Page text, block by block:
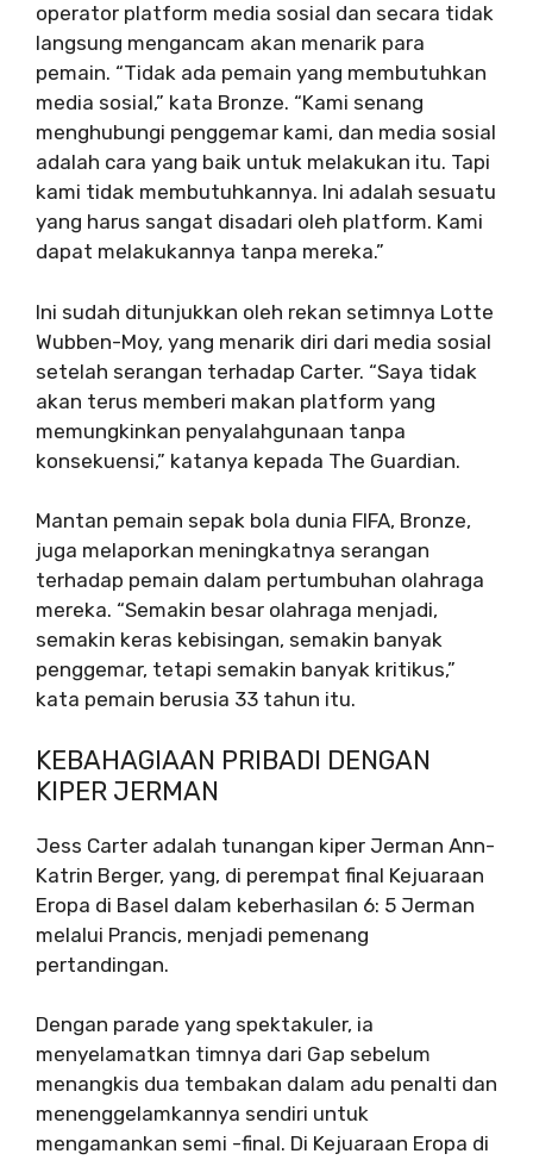
operator platform media sosial dan secara tidak
langsung mengancam akan menarik para
pemain. “Tidak ada pemain yang membutuhkan
media sosial,” kata Bronze. “Kami senang
menghubungi penggemar kami, dan media sosial
adalah cara yang baik untuk melakukan itu. Tapi
kami tidak membutuhkannya. Ini adalah sesuatu
yang harus sangat disadari oleh platform. Kami
dapat melakukannya tanpa mereka.”
Ini sudah ditunjukkan oleh rekan setimnya Lotte
Wubben-Moy, yang menarik diri dari media sosial
setelah serangan terhadap Carter. “Saya tidak
akan terus memberi makan platform yang
memungkinkan penyalahgunaan tanpa
konsekuensi,” katanya kepada The Guardian.
Mantan pemain sepak bola dunia FIFA, Bronze,
juga melaporkan meningkatnya serangan
terhadap pemain dalam pertumbuhan olahraga
mereka. “Semakin besar olahraga menjadi,
semakin keras kebisingan, semakin banyak
penggemar, tetapi semakin banyak kritikus,”
kata pemain berusia 33 tahun itu.
KEBAHAGIAAN PRIBADI DENGAN
KIPER JERMAN
Jess Carter adalah tunangan kiper Jerman Ann-
Katrin Berger, yang, di perempat final Kejuaraan
Eropa di Basel dalam keberhasilan 6: 5 Jerman
melalui Prancis, menjadi pemenang
pertandingan.
Dengan parade yang spektakuler, ia
menyelamatkan timnya dari Gap sebelum
menangkis dua tembakan dalam adu penalti dan
menenggelamkannya sendiri untuk
mengamankan semi -final. Di Kejuaraan Eropa di